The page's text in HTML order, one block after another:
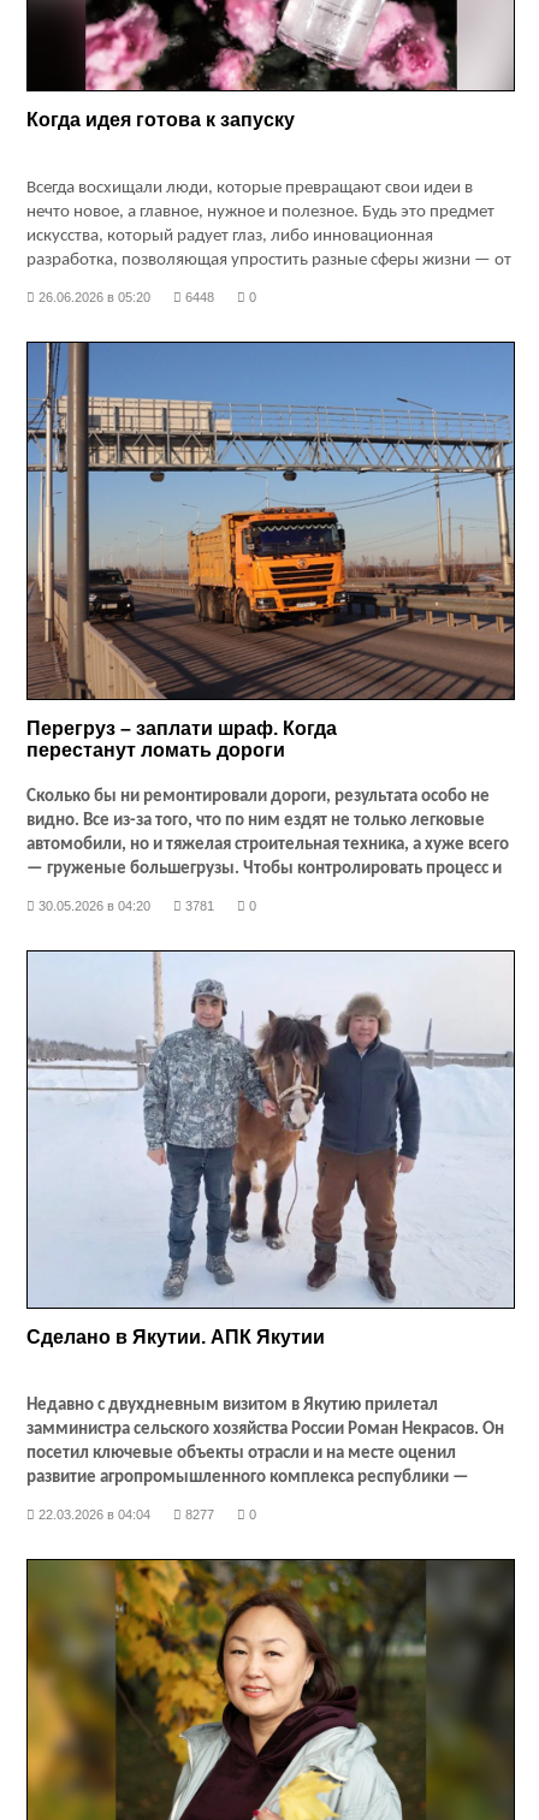
Когда идея готова к запуску
Всегда восхищали люди, которые превращают свои идеи в
нечто новое, а главное, нужное и полезное. Будь это предмет
искусства, который радует глаз, либо инновационная
разработка, позволяющая упростить разные сферы жизни — от
разработках.
26.06.2026 в 05:20 6448 0
Перегруз – заплати шраф. Когда
перестанут ломать дороги
Сколько бы ни ремонтировали дороги, результата особо не
видно. Все из-за того, что по ним ездят не только легковые
автомобили, но и тяжелая строительная техника, а хуже всего
— груженые большегрузы. Чтобы контролировать процесс и
ездят в объезд и тем самым наносят урон общественным
дорогам. С осени этого года планируется ввести ужесточение
мер по контролю за такими недобросовестными
перевозчиками. Как будет действовать система, какие меры
будут введены и как вообще с ними борются сейчас,
рассказали чиновники транспортных ведомств.
30.05.2026 в 04:20 3781 0
Сделано в Якутии. АПК Якутии
Недавно с двухдневным визитом в Якутию прилетал
замминистра сельского хозяйства России Роман Некрасов. Он
посетил ключевые объекты отрасли и на месте оценил
развитие агропромышленного комплекса республики —
22.03.2026 в 04:04 8277 0